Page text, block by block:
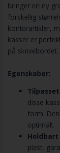
bringer en ny
forskellig
kontorartikler,
kasser er
på skrivebordet.
Egenskaber:
disse
form.
optimalt.
plast,